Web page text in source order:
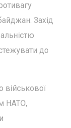
Захід
до
військової
НАТО,